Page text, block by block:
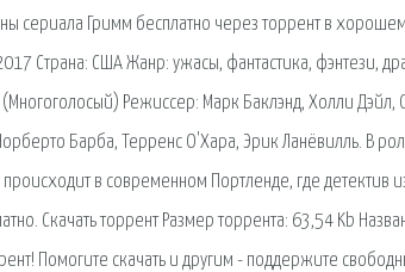
сериала Гримм бесплатно через торрент в
Страна: США Жанр: ужасы, фантастика, фэнтези,
Режиссер: Марк Баклэнд, Холли Дэйл,
Барба, Терренс О'Хара, Эрик Ланёвилль. В
в современном Портленде, где детектив
Скачать торрент Размер торрента: 63,54 Kb
Помогите скачать и другим - поддержите